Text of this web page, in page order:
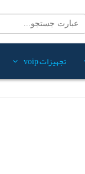
تجهيزات voip